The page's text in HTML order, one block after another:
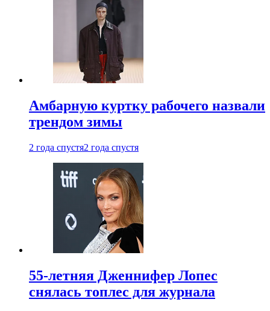
Амбарную куртку рабочего назвали
трендом зимы
2 года спустя2 года спустя
55-летняя Дженнифер Лопес
снялась топлес для журнала